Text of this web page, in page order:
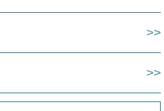
>>
>>